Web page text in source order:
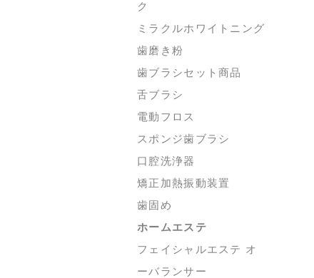
ク
ミラクルホワイトニング
歯磨き粉
歯ブラシセット商品
舌ブラシ
電動フロス
スポンジ歯ブラシ
口腔洗浄器
矯正加熱振動装置
歯固め
ホームエステ
フェイシャルエステ オ
ーバランサー